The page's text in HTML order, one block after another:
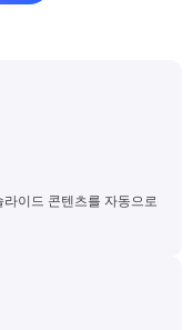
이드 콘텐츠를 자동으로